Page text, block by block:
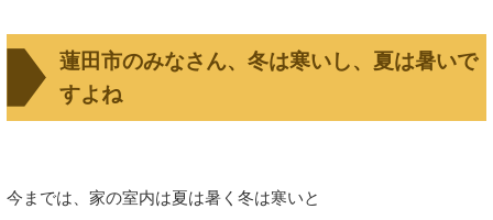
蓮田市のみなさん、冬は寒いし、夏は暑いで
すよね
今までは、家の室内は夏は暑く冬は寒いと